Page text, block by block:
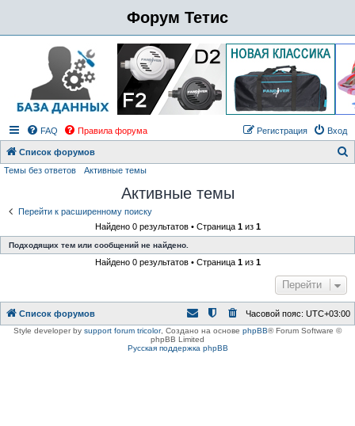
Форум Тетис
FAQ Правила форума Вход
Регистрация
Список форумов
Темы без ответов Активные темы
Активные темы
Перейти к расширенному поиску
Найдено 0 результатов • Страница 1из 1
Подходящих тем или сообщений не найдено.
Найдено 0 результатов • Страница 1из 1
Перейти
Список форумов Часовой пояс: UTC+03:00
Style developer by support forum tricolor, Создано на основе phpBB® Forum Software ©
phpBB Limited
Русская поддержка phpBB